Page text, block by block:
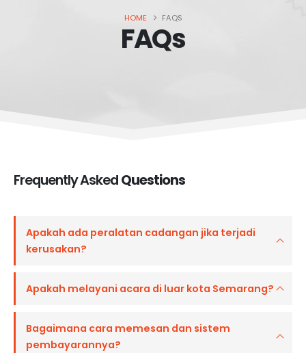
HOME FAQS
FAQs
Frequently AskedQuestions
Apakah ada peralatan cadangan jika terjadi
kerusakan?
Apakah melayani acara di luar kota Semarang?
Bagaimana cara memesan dan sistem
pembayarannya?